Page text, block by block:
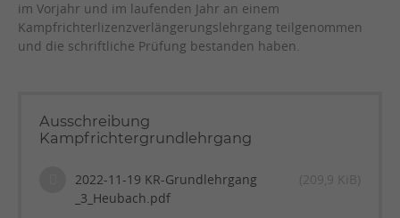
im Vorjahr und im laufenden Jahr an einem
Kampfrichterlizenzverlängerungslehrgang teilgenommen
und die schriftliche Prüfung bestanden haben.
Ausschreibung
Kampfrichtergrundlehrgang
2022-11-19 KR-Grundlehrgang
_3_Heubach.pdf
(209,9 KiB)